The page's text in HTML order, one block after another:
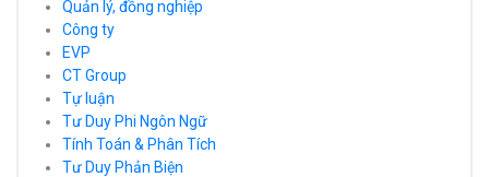
Quản lý, đồng nghiệp
Công ty
EVP
CT Group
Tự luận
Tư Duy Phi Ngôn Ngữ
Tính Toán & Phân Tích
Tư Duy Phản Biện